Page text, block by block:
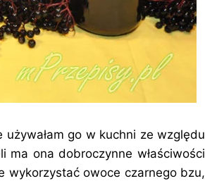
go w kuchni ze względu
ma ona dobroczynne właściwości
wykorzystać owoce czarnego bzu,